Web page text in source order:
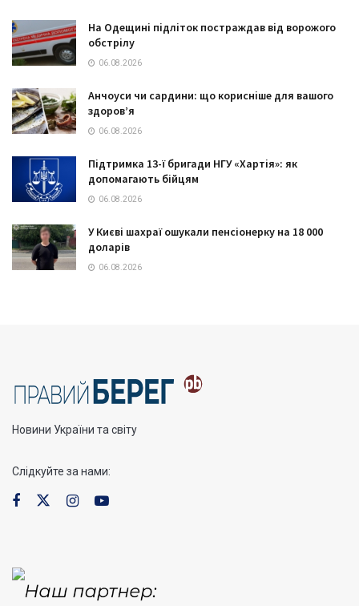
На Одещині підліток постраждав від ворожого
обстрілу
06.08.2026
Анчоуси чи сардини: що корисніше для вашого
здоров’я
06.08.2026
Підтримка 13-ї бригади НГУ «Хартія»: як
допомагають бійцям
06.08.2026
У Києві шахраї ошукали пенсіонерку на 18 000
доларів
06.08.2026
Новини України та світу
Слідкуйте за нами: